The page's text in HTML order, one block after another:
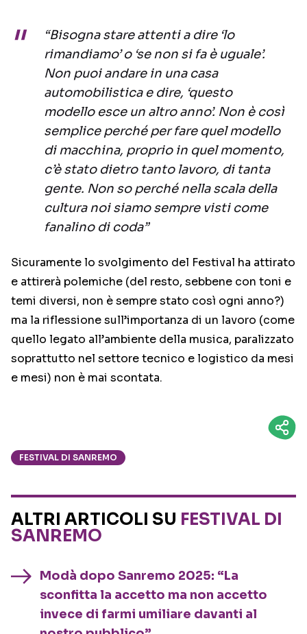
“Bisogna stare attenti a dire ‘lo
rimandiamo’ o ‘se non si fa è uguale’.
Non puoi andare in una casa
automobilistica e dire, ‘questo
modello esce un altro anno’. Non è così
semplice perché per fare quel modello
di macchina, proprio in quel momento,
c’è stato dietro tanto lavoro, di tanta
gente. Non so perché nella scala della
cultura noi siamo sempre visti come
fanalino di coda”
Sicuramente lo svolgimento del Festival ha attirato
e attirerà polemiche (del resto, sebbene con toni e
temi diversi, non è sempre stato così ogni anno?)
ma la riflessione sull’importanza di un lavoro (come
quello legato all’ambiente della musica, paralizzato
soprattutto nel settore tecnico e logistico da mesi
e mesi) non è mai scontata.
FESTIVAL DI SANREMO
ALTRI ARTICOLI SU FESTIVAL DI
SANREMO
Modà dopo Sanremo 2025: “La
sconfitta la accetto ma non accetto
invece di farmi umiliare davanti al